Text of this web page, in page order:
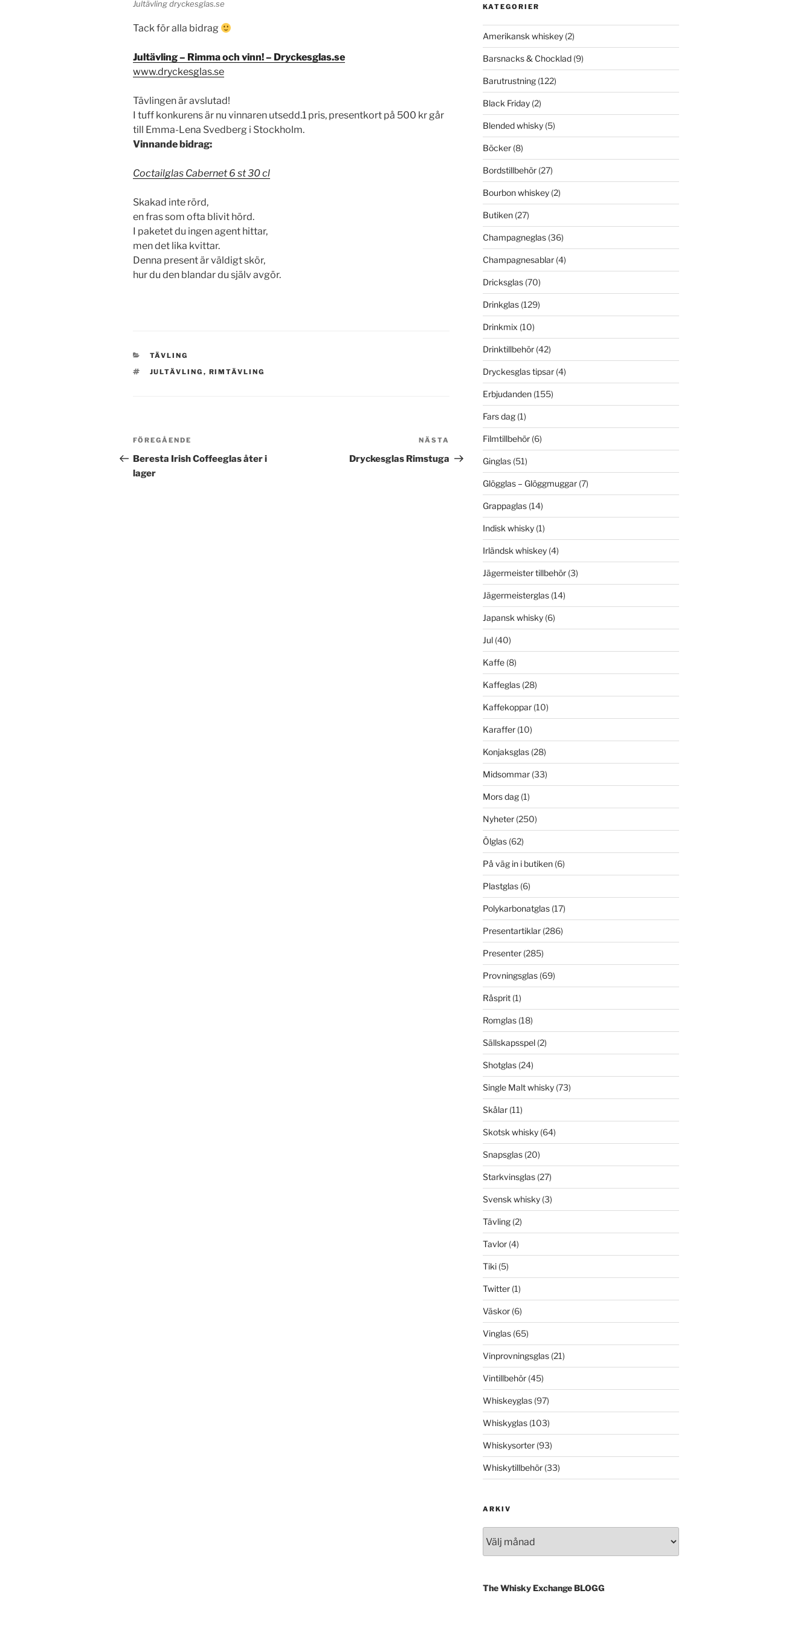
Jultävling dryckesglas.se
Tack för alla bidrag
Jultävling – Rimma och vinn! – Dryckesglas.se
www.dryckesglas.se
Tävlingen är avslutad!
I tuff konkurens är nu vinnaren utsedd.1 pris, presentkort på 500 kr går
till Emma-Lena Svedberg i Stockholm.
Vinnande bidrag:
Coctailglas Cabernet 6 st 30 cl
Skakad inte rörd,
en fras som ofta blivit hörd.
I paketet du ingen agent hittar,
men det lika kvittar.
Denna present är väldigt skör,
hur du den blandar du själv avgör.
KATEGORIER
TÄVLING
TAGGAR
JULTÄVLING , RIMTÄVLING
Inläggsnavigering
Föregående
inlägg
FÖREGÅENDE
Beresta Irish Coffeeglas åter i
lager
inlägg
NÄSTA
Dryckesglas Rimstuga
KATEGORIER
Amerikansk whiskey(2)
Barsnacks & Chocklad(9)
Barutrustning(122)
Black Friday(2)
Blended whisky(5)
Böcker(8)
Bordstillbehör(27)
Bourbon whiskey(2)
Butiken(27)
Champagneglas(36)
Champagnesablar(4)
Dricksglas(70)
Drinkglas(129)
Drinkmix (10)
Drinktillbehör(42)
Dryckesglas tipsar(4)
Erbjudanden(155)
Fars dag(1)
Filmtillbehör(6)
Ginglas(51)
Glögglas – Glöggmuggar(7)
Grappaglas(14)
Indisk whisky(1)
Irländsk whiskey(4)
Jägermeister tillbehör(3)
Jägermeisterglas(14)
Japansk whisky(6)
Jul(40)
Kaffe(8)
Kaffeglas(28)
Kaffekoppar(10)
Karaffer(10)
Konjaksglas(28)
Midsommar(33)
Mors dag(1)
Nyheter(250)
Ölglas(62)
På väg in i butiken(6)
Plastglas(6)
Polykarbonatglas(17)
Presentartiklar(286)
Presenter(285)
Provningsglas(69)
Råsprit(1)
Romglas(18)
Sällskapsspel(2)
Shotglas(24)
Single Malt whisky(73)
Skålar(11)
Skotsk whisky(64)
Snapsglas(20)
Starkvinsglas(27)
Svensk whisky(3)
Tävling(2)
Tavlor(4)
Tiki(5)
Twitter(1)
Väskor(6)
Vinglas(65)
Vinprovningsglas(21)
Vintillbehör(45)
Whiskeyglas(97)
Whiskyglas(103)
Whiskysorter(93)
Whiskytillbehör(33)
ARKIV
The Whisky Exchange BLOGG